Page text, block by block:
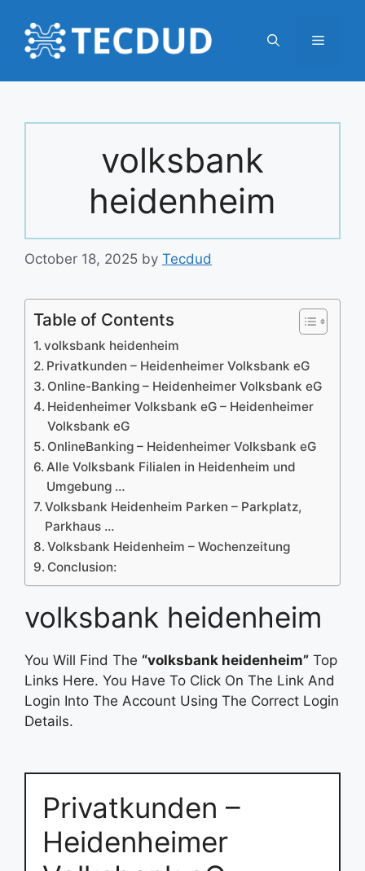
content
Menu
volksbank
heidenheim
October 18, 2025 by Tecdud
Table of Contents
volksbank heidenheim
Privatkunden – Heidenheimer Volksbank eG
Online-Banking – Heidenheimer Volksbank eG
Heidenheimer Volksbank eG – Heidenheimer
Volksbank eG
OnlineBanking – Heidenheimer Volksbank eG
Alle Volksbank Filialen in Heidenheim und
Umgebung …
Volksbank Heidenheim Parken – Parkplatz,
Parkhaus …
Volksbank Heidenheim – Wochenzeitung
Conclusion:
volksbank heidenheim
You Will Find The “volksbank heidenheim” Top
Links Here. You Have To Click On The Link And
Login Into The Account Using The Correct Login
Details.
Privatkunden –
Heidenheimer